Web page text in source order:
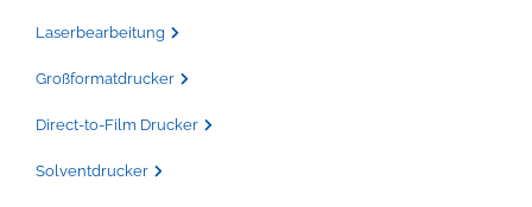
Laserbearbeitung
Großformatdrucker
Direct-to-Film Drucker
Solventdrucker